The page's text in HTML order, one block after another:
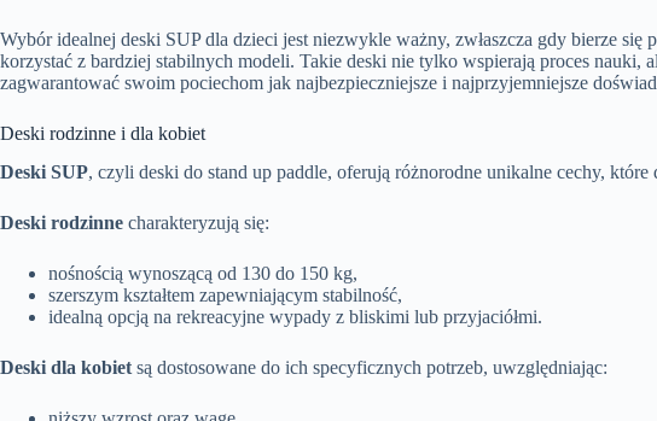
Wybór idealnej deski SUP dla dzieci jest niezwykle ważny, zwłaszcza gdy bierze
korzystać z bardziej stabilnych modeli. Takie deski nie tylko wspierają proces
zagwarantować swoim pociechom jak najbezpieczniejsze i najprzyjemniejsze
Deski rodzinne i dla kobiet
Deski SUP, czyli deski do stand up paddle, oferują różnorodne unikalne cechy,
Deski rodzinne charakteryzują się:
nośnością wynoszącą od 130 do 150 kg,
szerszym kształtem zapewniającym stabilność,
idealną opcją na rekreacyjne wypady z bliskimi lub przyjaciółmi.
Deski dla kobiet są dostosowane do ich specyficznych potrzeb, uwzględniając: